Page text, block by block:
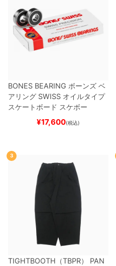
BONES BEARING ボーンズ ベ
アリング SWISS オイルタイプ
スケートボード スケボー
¥17,600(税込)
3
TIGHTBOOTH（TBPR） PAN